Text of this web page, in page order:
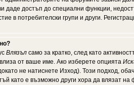
даде достъп до специални функции,
в потребителски групи и други.
Влязъл само за кратко, след като
от ваше име. Ако изберете опцията
не натиснете Изход). Този подход,
като е възможно други хора да влязат